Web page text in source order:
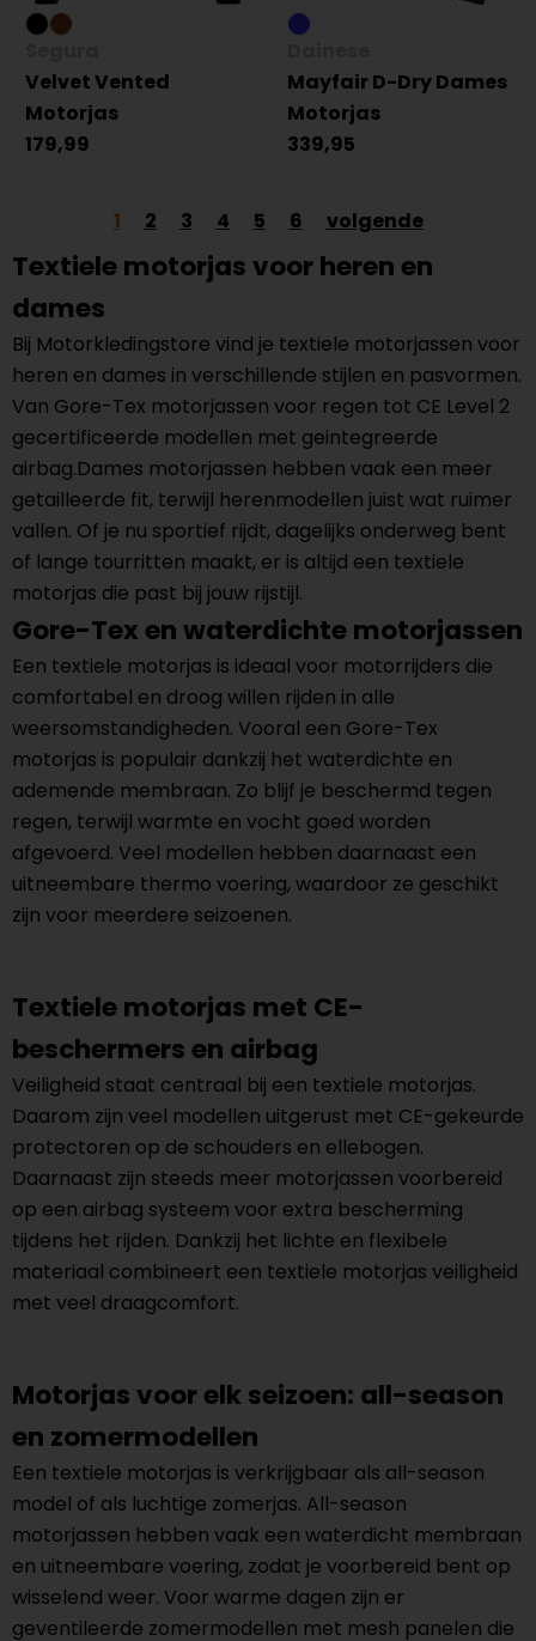
Velvet Vented
Motorjas
179,99
Mayfair D-Dry Dames
Motorjas
339,95
1 2 3 4 5 6 volgende
Textiele motorjas voor heren en
dames
Bij Motorkledingstore vind je textiele motorjassen voor
heren en dames in verschillende stijlen en pasvormen.
Van Gore-Tex motorjassen voor regen tot CE Level 2
gecertificeerde modellen met geintegreerde
airbag.Dames motorjassen hebben vaak een meer
getailleerde fit, terwijl herenmodellen juist wat ruimer
vallen. Of je nu sportief rijdt, dagelijks onderweg bent
of lange tourritten maakt, er is altijd een textiele
motorjas die past bij jouw rijstijl.
Gore-Tex en waterdichte motorjassen
Een textiele motorjas is ideaal voor motorrijders die
comfortabel en droog willen rijden in alle
weersomstandigheden. Vooral een Gore-Tex
motorjas is populair dankzij het waterdichte en
ademende membraan. Zo blijf je beschermd tegen
regen, terwijl warmte en vocht goed worden
afgevoerd. Veel modellen hebben daarnaast een
uitneembare thermo voering, waardoor ze geschikt
zijn voor meerdere seizoenen.
Textiele motorjas met CE-
beschermers en airbag
Veiligheid staat centraal bij een textiele motorjas.
Daarom zijn veel modellen uitgerust met CE-gekeurde
protectoren op de schouders en ellebogen.
Daarnaast zijn steeds meer motorjassen voorbereid
op een airbag systeem voor extra bescherming
tijdens het rijden. Dankzij het lichte en flexibele
materiaal combineert een textiele motorjas veiligheid
met veel draagcomfort.
Motorjas voor elk seizoen: all-season
en zomermodellen
Een textiele motorjas is verkrijgbaar als all-season
model of als luchtige zomerjas. All-season
motorjassen hebben vaak een waterdicht membraan
en uitneembare voering, zodat je voorbereid bent op
wisselend weer. Voor warme dagen zijn er
geventileerde zomermodellen met mesh panelen die